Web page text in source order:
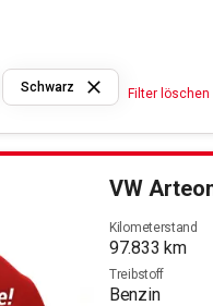
Filter
Schwarz Filter löschen
VW Arteon
Kilometerstand
97.833 km
Treibstoff
Benzin